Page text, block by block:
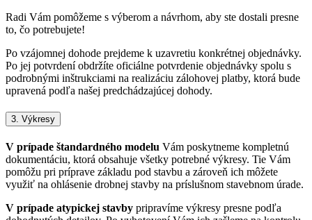
Radi Vám pomôžeme s výberom a návrhom, aby ste dostali presne
to, čo potrebujete!
Po vzájomnej dohode prejdeme k uzavretiu konkrétnej objednávky.
Po jej potvrdení obdržíte oficiálne potvrdenie objednávky spolu s
podrobnými inštrukciami na realizáciu zálohovej platby, ktorá bude
upravená podľa našej predchádzajúcej dohody.
3. Výkresy
V prípade štandardného modelu Vám poskytneme kompletnú
dokumentáciu, ktorá obsahuje všetky potrebné výkresy. Tie Vám
pomôžu pri príprave základu pod stavbu a zároveň ich môžete
využiť na ohlásenie drobnej stavby na príslušnom stavebnom úrade.
V prípade atypickej stavby pripravíme výkresy presne podľa